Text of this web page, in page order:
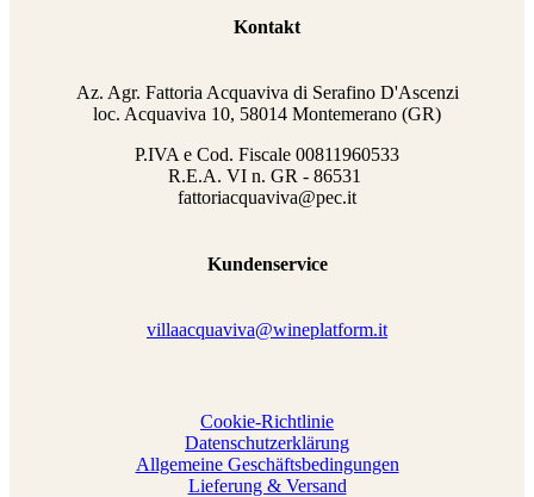
Kontakt
Az. Agr. Fattoria Acquaviva di Serafino D'Ascenzi
loc. Acquaviva 10, 58014 Montemerano (GR)
P.IVA e Cod. Fiscale 00811960533
R.E.A. VI n. GR - 86531
fattoriacquaviva@pec.it
Kundenservice
villaacquaviva@wineplatform.it
Cookie-Richtlinie
Datenschutzerklärung
Allgemeine Geschäftsbedingungen
Lieferung & Versand